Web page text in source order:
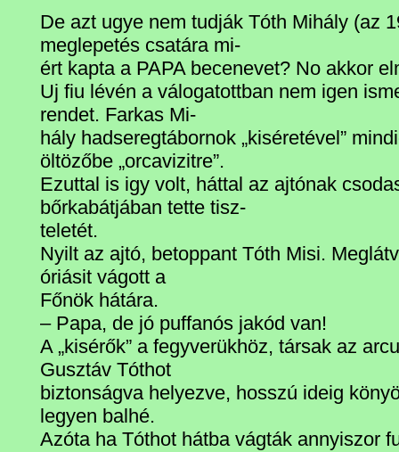
De azt ugye nem tudják Tóth Mihály (az
meglepetés csatára mi-
ért kapta a PAPA becenevet? No akkor
Uj fiu lévén a válogatottban nem igen
rendet. Farkas Mi-
hály hadseregtábornok „kiséretével”
öltözőbe „orcavizitre”.
Ezuttal is igy volt, háttal az ajtónak
bőrkabátjában tette tisz-
teletét.
Nyilt az ajtó, betoppant Tóth Misi.
óriásit vágott a
Főnök hátára.
– Papa, de jó puffanós jakód van!
A „kisérők” a fegyverükhöz, társak az
Gusztáv Tóthot
biztonságva helyezve, hosszú ideig
legyen balhé.
Azóta ha Tóthot hátba vágták annyiszor